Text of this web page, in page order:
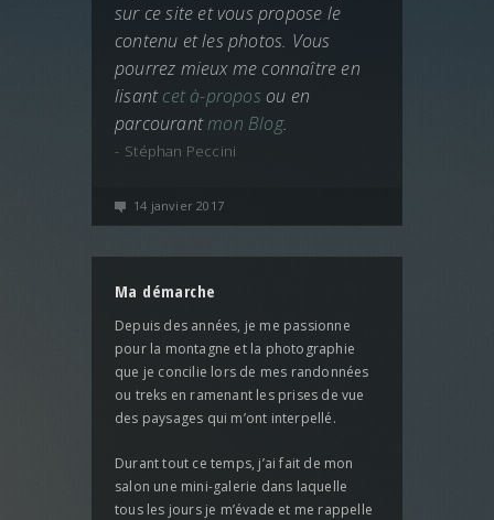
sur ce site et vous propose le
contenu et les photos. Vous
pourrez mieux me connaître en
lisantcet à-propos ou en
parcourantmon Blog.
Stéphan Peccini
14 janvier 2017
Ma démarche
Depuis des années, je me passionne
pour la montagne et la photographie
que je concilie lors de mes randonnées
ou treks en ramenant les prises de vue
des paysages qui m’ont interpellé.
Durant tout ce temps, j’ai fait de mon
salon une mini-galerie dans laquelle
tous les jours je m’évade et me rappelle